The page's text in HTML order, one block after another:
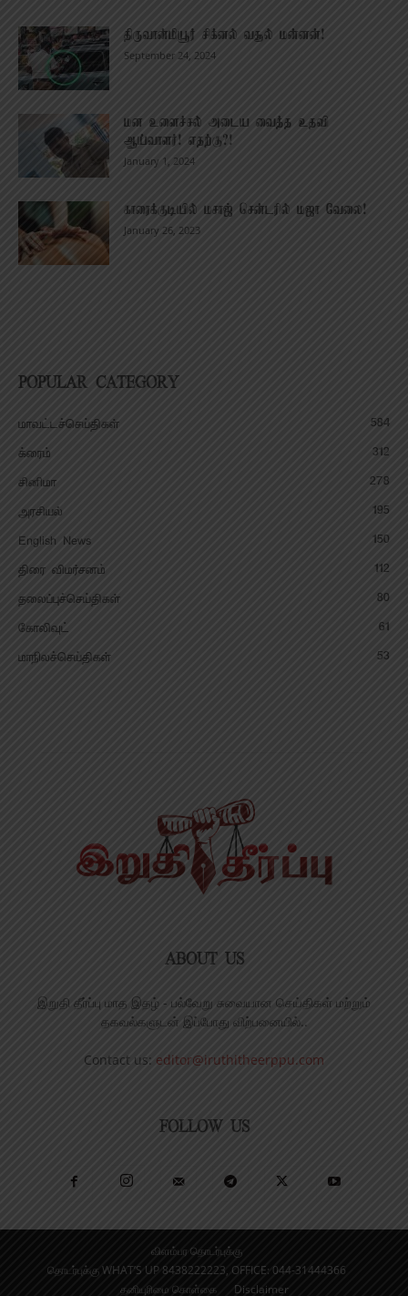
திருவான்மியூர் சிக்னல் வசூல் மன்னன்!
September 24, 2024
மன உளைச்சல் அடைய வைத்த உதவி
ஆய்வாளர்! எதற்கு?!
January 1, 2024
காரைக்குடியில் மசாஜ் சென்டரில் மஜா வேலை!
January 26, 2023
POPULAR CATEGORY
மாவட்டச்செய்திகள்
584
க்ரைம்
312
சினிமா
278
அரசியல்
195
English News
150
திரை விமர்சனம்
112
தலைப்புச்செய்திகள்
80
கோலிவுட்
61
மாநிலச்செய்திகள்
53
ABOUT US
இறுதி தீர்ப்பு மாத இதழ் - பல்வேறு சுவையான செய்திகள் மற்றும்
தகவல்களுடன் இப்போது விற்பனையில்..
Contact us: editor@iruthitheerppu.com
FOLLOW US
விளம்பர தொடர்புக்கு
தொடர்புக்கு WHAT’S UP 8438222223, OFFICE: 044-31444366
தனியுரிமை கொள்கை
Disclaimer